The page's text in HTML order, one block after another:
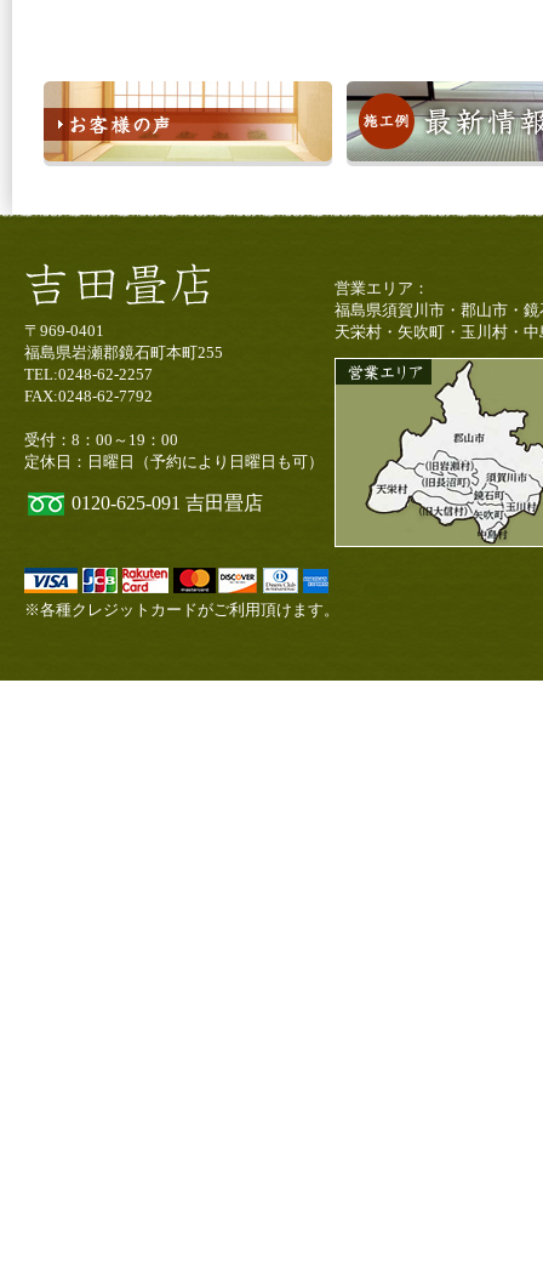
〒969-0401
福島県岩瀬郡鏡石町本町255
TEL:0248-62-2257
FAX:0248-62-7792
受付：8：00～19：00
定休日：日曜日（予約により日曜日も可）
0120-625-091 吉田畳店
営業エリア：
福島県須賀川市・郡山市・鏡
天栄村・矢吹町・玉川村・中
※各種クレジットカードがご利用頂けます。